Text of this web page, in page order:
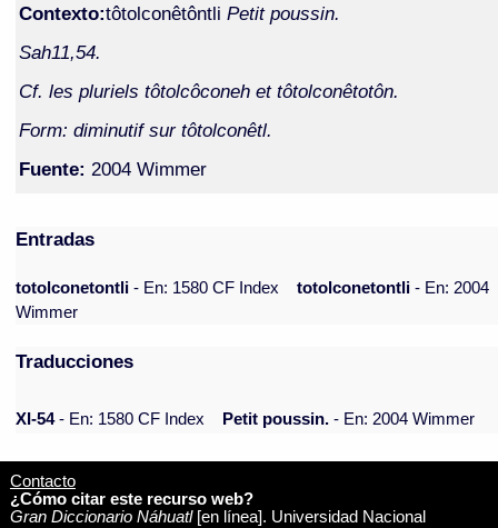
Contexto:tôtolconêtôntli Petit poussin.
Sah11,54.
Cf. les pluriels tôtolcôconeh et tôtolconêtotôn.
Form: diminutif sur tôtolconêtl.
Fuente: 2004 Wimmer
Entradas
totolconetontli- En: 1580 CF Index totolconetontli- En: 2004
Wimmer
Traducciones
XI-54- En: 1580 CF Index Petit poussin. - En: 2004 Wimmer
Contacto
¿Cómo citar este recurso web?
Gran Diccionario Náhuatl[en línea]. Universidad Nacional